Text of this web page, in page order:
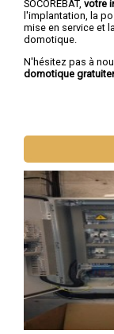
SOCOREBAT, votre
l'implantation, la
mise en service et
domotique.
N'hésitez pas à
domotique